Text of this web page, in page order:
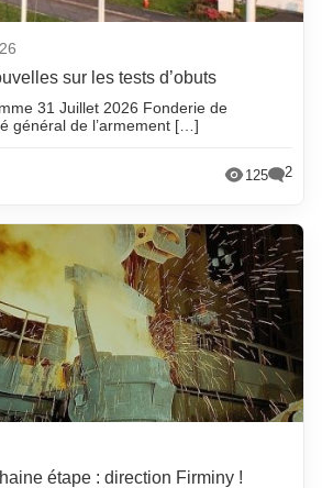
sur les tests d’obuts
31 Juillet 2026 Fonderie de
général de l’armement […]
125 2
étape : direction Firminy !